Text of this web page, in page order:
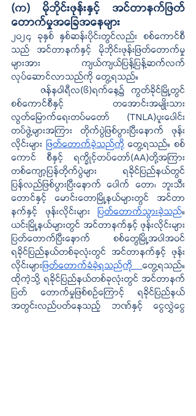
(က) မိုဘိုင်းဖုန်းနှင့် အင်တာနက်ဖြတ်
တောက်မှုအခြေအနေများ
၂၀၂၄ ခုနှစ် နှစ်ဆန်းပိုင်းတွင်လည်း စစ်ကောင်စီ
သည် အင်တာနက်နှင့် မိုဘိုင်းဖုန်းဖြတ်တောက်မှု
များအား ကျယ်ကျယ်ပြန့်ပြန့်ဆက်လက်
လုပ်ဆောင်လာသည်ကို တွေ့ရသည်။
ဇန်နဝါရီလ(၆)ရက်နေ့၌ ကွတ်ခိုင်မြို့တွင်
စစ်ကောင်စီနှင့် တအောင်းအမျိုးသား
လွတ်မြောက်ရေးတပ်မတော် (TNLA)ပူးပေါင်း
တပ်ဖွဲ့များအကြား တိုက်ပွဲဖြစ်ပွားပြီးနောက် ဖုန်း
လိုင်းများ ဖြတ်တောက်ခဲ့သည်ကို တွေ့ရသည်။ စစ်
ကောင် စီနှင့် ရက္ခိုင့်တပ်တော်(AA)တို့အကြား
တစ်ကျော့ပြန်တိုက်ပွဲများ ရခိုင်ပြည်နယ်တွင်
ပြန်လည်ဖြစ်ပွားပြီးနောက် ပေါက် တော၊ ဘူးသီး
တောင်နှင့် မောင်းတောမြို့နယ်များတွင် အင်တာ
နက်နှင့် ဖုန်းလိုင်းများ ပြတ်တောက်သွားခဲ့သည်။
ယင်းမြို့နယ်များတွင် အင်တာနက်နှင့် ဖုန်းလိုင်းများ
ပြတ်တောက်ပြီးနောက် စစ်တွေမြို့အပါအဝင်
ရခိုင်ပြည်နယ်တစ်ခုလုံးတွင် အင်တာနက်နှင့် ဖုန်း
လိုင်းများဖြတ်တောက်ခံခဲ့ရသည်ကို တွေ့ရသည်။
ထိုကဲ့သို့ ရခိုင်ပြည်နယ်တစ်ခုလုံးတွင် အင်တာနက်
ပြတ် တောက်မှုဖြစ်စဉ်ကြောင့် ရခိုင်ပြည်နယ်
အတွင်းလည်ပတ်နေသည့် ဘဏ်နှင့် ငွေလွှဲငွေ